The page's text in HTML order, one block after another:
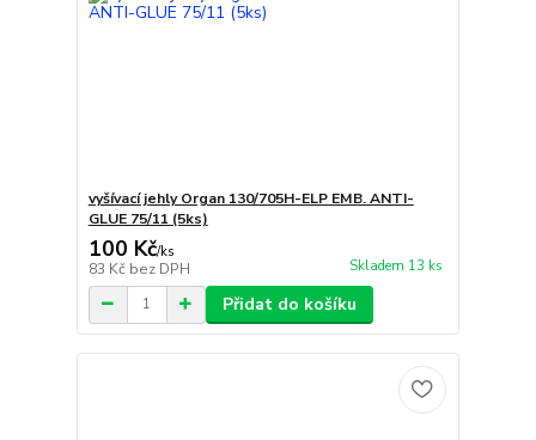
vyšívací jehly Organ 130/705H-ELP EMB. ANTI-
GLUE 75/11 (5ks)
100 Kč/ks
83 Kč bez DPH Skladem 13 ks
Přidat do košíku